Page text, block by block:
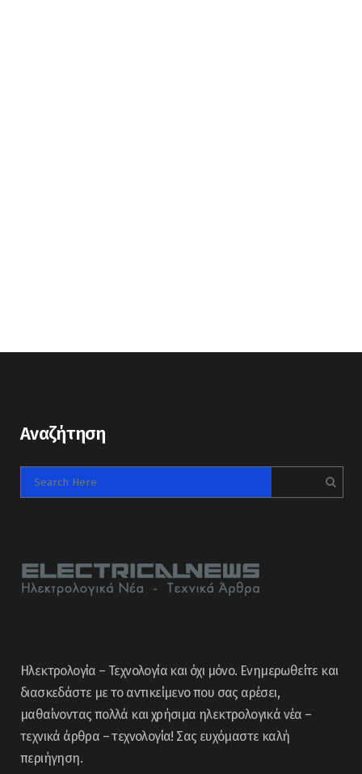
Αναζήτηση
Ηλεκτρολογία – Τεχνολογία και όχι μόνο. Ενημερωθείτε και
διασκεδάστε με το αντικείμενο που σας αρέσει,
μαθαίνοντας πολλά και χρήσιμα ηλεκτρολογικά νέα –
τεχνικά άρθρα – τεχνολογία! Σας ευχόμαστε καλή
περιήγηση.